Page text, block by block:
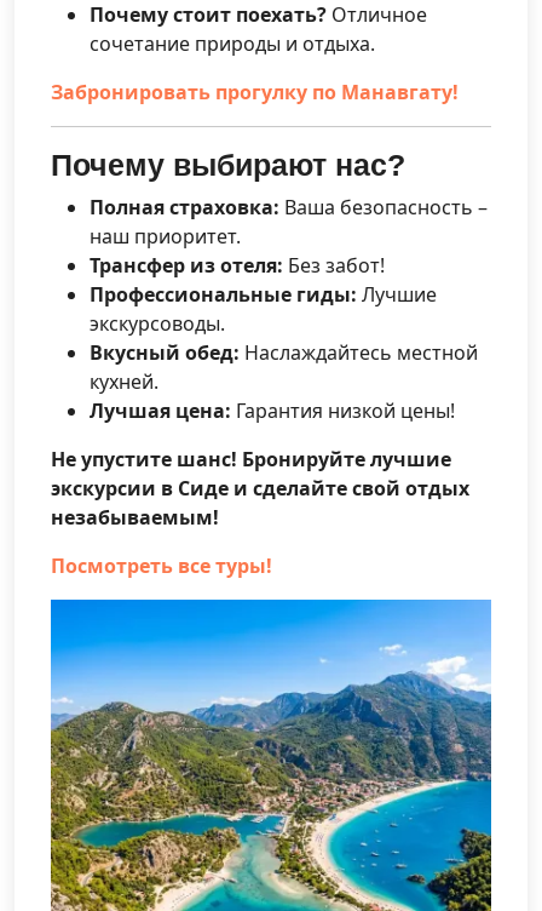
Почему стоит поехать? Отличное
сочетание природы и отдыха.
Забронировать прогулку по Манавгату!
Почему выбирают нас?
Полная страховка: Ваша безопасность –
наш приоритет.
Трансфер из отеля: Без забот!
Профессиональные гиды: Лучшие
экскурсоводы.
Вкусный обед: Наслаждайтесь местной
кухней.
Лучшая цена: Гарантия низкой цены!
Не упустите шанс! Бронируйте лучшие
экскурсии в Сиде и сделайте свой отдых
незабываемым!
Посмотреть все туры!